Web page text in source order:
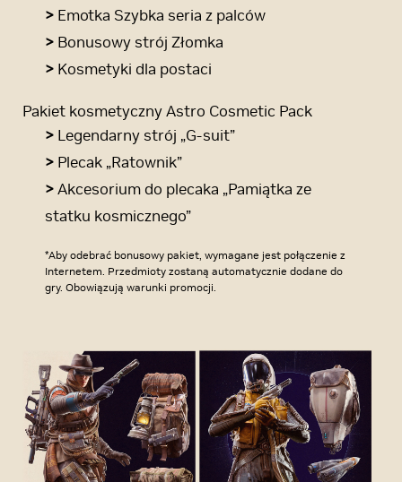
> Emotka Szybka seria z palców
> Bonusowy strój Złomka
> Kosmetyki dla postaci
Pakiet kosmetyczny Astro Cosmetic Pack
> Legendarny strój „G-suit”
> Plecak „Ratownik”
>Akcesorium do plecaka „Pamiątka ze
statku kosmicznego”
*Aby odebrać bonusowy pakiet, wymagane jest połączenie z
Internetem. Przedmioty zostaną automatycznie dodane do
gry. Obowiązują warunki promocji.